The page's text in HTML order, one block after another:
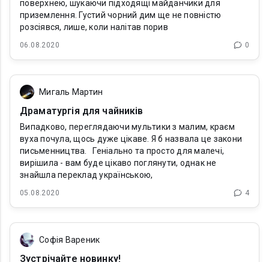
поверхнею, шукаючи підходящі майданчики для
приземлення. Густий чорний дим ще не повністю
розсіявся, лише, коли налітав порив
06.08.2020 0
Мигаль Мартин
Драматургія для чайників
Випадково, переглядаючи мультики з малим, краєм
вуха почула, щось дуже цікаве. Я б назвала це закони
письменництва. Геніально та просто для малечі,
вирішила - вам буде цікаво поглянути, однак не
знайшла переклад українською,
05.08.2020 4
Софія Вареник
Зустрічайте новинку!